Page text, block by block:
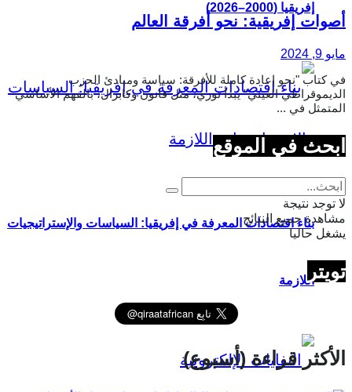
إفريقيا (2000–2026)
بناء اقتصادات المعرفة في إفريقيا: السياسات والإستراتيجيات
اللازمة
أصوات إفريقية: نحو أفرقة العالم
مايو 9, 2024
في كتاب "نحو إعادة كاملة للأفرقة: سياسة ومبادئ الحزب
الديموقراطي الغيني" يبدأ توري، مثل فانون وكابرال، بالفهم الأساسي
المتمثل في ...
ابحث في الموقع
لا توجد نتيجة
مشاهدة جميع النتائج
يشغل حاليا
تويتر
الأكثر قراءة (أسبوع)